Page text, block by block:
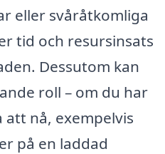
eller svåråtkomliga
tid och resursinsats
Dessutom kan
roll – om du har
nå, exempelvis
på en laddad